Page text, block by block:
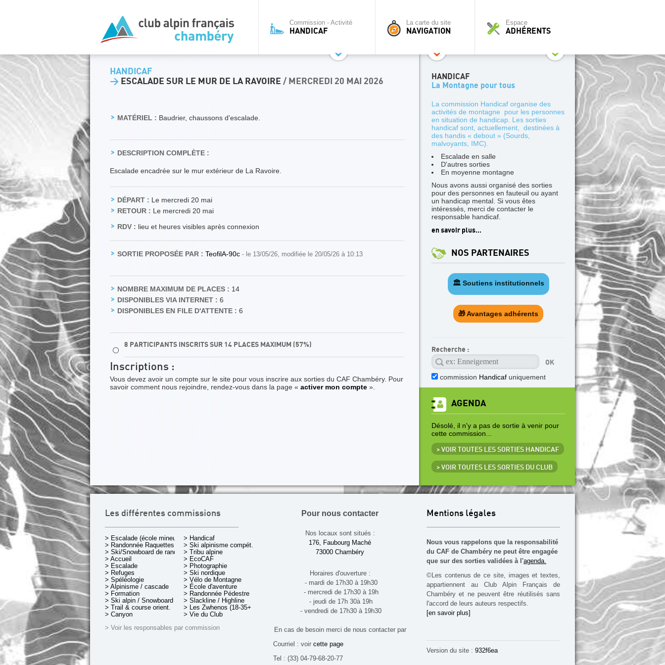
Commission - Activité
HANDICAF
La carte du site
NAVIGATION
Espace
ADHÉRENTS
HANDICAF
> ESCALADE SUR LE MUR DE LA RAVOIRE / MERCREDI 20 MAI 2026
MATÉRIEL : Baudrier, chaussons d'escalade.
DESCRIPTION COMPLÈTE :
Escalade encadrée sur le mur extérieur de La Ravoire.
DÉPART : Le mercredi 20 mai
RETOUR : Le mercredi 20 mai
RDV : lieu et heures visibles après connexion
SORTIE PROPOSÉE PAR : TeofilA-90c - le 13/05/26, modifiée le 20/05/26 à 10:13
NOMBRE MAXIMUM DE PLACES : 14
DISPONIBLES VIA INTERNET : 6
DISPONIBLES EN FILE D'ATTENTE : 6
⚪
8 PARTICIPANTS INSCRITS SUR 14 PLACES MAXIMUM (57%)
Inscriptions :
Vous devez avoir un compte sur le site pour vous inscrire aux sorties du CAF Chambéry. Pour
savoir comment nous rejoindre, rendez-vous dans la page « activer mon compte ».
HANDICAF
La Montagne pour tous
La commission Handicaf organise des
activités de montagne pour les personnes
en situation de handicap. Les sorties
handicaf sont, actuellement, destinées à
des handis « debout » (Sourds,
malvoyants, IMC).
Escalade en salle
D'autres sorties
En moyenne montagne
Nous avons aussi organisé des sorties
pour des personnes en fauteuil ou ayant
un handicap mental. Si vous êtes
intéressés, merci de contacter le
responsable handicaf.
en savoir plus...
NOS PARTENAIRES
🏛️ Soutiens institutionnels
🎁 Avantages adhérents
Recherche :
commission Handicaf uniquement
AGENDA
Désolé, il n'y a pas de sortie à venir pour
cette commission...
> VOIR TOUTES LES SORTIES HANDICAF
> VOIR TOUTES LES SORTIES DU CLUB
Les différentes commissions
> Escalade (école mineurs)
> Randonnée Raquettes
> Ski/Snowboard de rando.
> Accueil
> Escalade
> Refuges
> Spéléologie
> Alpinisme / cascade
> Formation
> Ski alpin / Snowboard
> Trail & course orient.
> Canyon
> Handicaf
> Ski alpinisme compét.
> Tribu alpine
> EcoCAF
> Photographie
> Ski nordique
> Vélo de Montagne
> École d'aventure
> Randonnée Pédestre
> Slackline / Highline
> Les Zwhenos (18-35+ ans)
> Vie du Club
> Voir les responsables par commission
Pour nous contacter
Nos locaux sont situés :
176, Faubourg Maché
73000 Chambéry
Horaires d'ouverture :
- mardi de 17h30 à 19h30
- mercredi de 17h30 à 19h
- jeudi de 17h 30à 19h
- vendredi de 17h30 à 19h30
En cas de besoin merci de nous contacter par
Courriel : voir cette page
Tel : (33) 04-79-68-20-77
Mentions légales
Nous vous rappelons que la responsabilité
du CAF de Chambéry ne peut être engagée
que sur des sorties validées à l'agenda.
©Les contenus de ce site, images et textes,
appartiennent au Club Alpin Français de
Chambéry et ne peuvent être réutilisés sans
l'accord de leurs auteurs respectifs.
[en savoir plus]
Version du site : 932f6ea